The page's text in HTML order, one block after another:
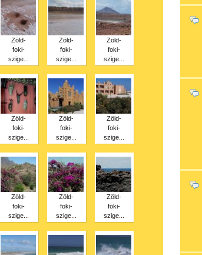
Zöld-
foki-
szige...
Zöld-
foki-
szige...
Zöld-
foki-
szige...
Zöld-
foki-
szige...
Zöld-
foki-
szige...
Zöld-
foki-
szige...
Zöld-
foki-
szige...
Zöld-
foki-
szige...
Zöld-
foki-
szige...